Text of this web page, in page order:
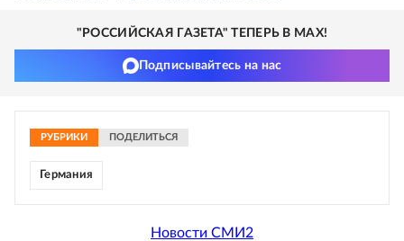
"РОССИЙСКАЯ ГАЗЕТА" ТЕПЕРЬ В MAX!
Подписывайтесь на нас
РУБРИКИ ПОДЕЛИТЬСЯ
Германия
Новости СМИ2